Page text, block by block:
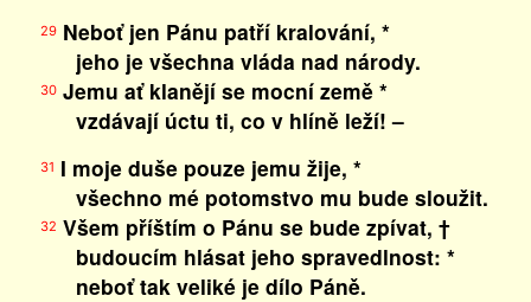
29Neboť jen Pánu patří kralování, *
jeho je všechna vláda nad národy.
30Jemu ať klanějí se mocní země *
vzdávají úctu ti, co v hlíně leží! –
31 I moje duše pouze jemu žije, *
všechno mé potomstvo mu bude sloužit.
32 Všem příštím o Pánu se bude zpívat, †
budoucím hlásat jeho spravedlnost: *
neboť tak veliké je dílo Páně.